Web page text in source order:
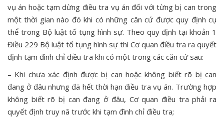
vụ án hoặc tạm dừng điều tra vụ án đối với từng bị can trong
một thời gian nào đó khi có những căn cứ được quy định cụ
thể trong Bộ luật tố tụng hình sự. Theo quy định tại khoản 1
Điều 229 Bộ luật tố tụng hình sự thì Cơ quan điều tra ra quyết
định tạm đình chỉ điều tra khi có một trong các căn cứ sau:
– Khi chưa xác định được bị can hoặc không biết rõ bị can
đang ở đâu nhưng đã hết thời hạn điều tra vụ án. Trường hợp
không biết rõ bị can đang ở đâu, Cơ quan điều tra phải ra
quyết định truy nã trước khi tạm đình chỉ điều tra;